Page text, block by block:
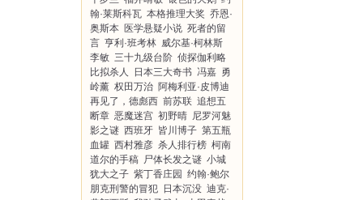
翰·莱斯科瓦 本格推理大奖 乔恩·
奥斯本 医学悬疑小说 死者的留
言 亨利·班考林 威尔基·柯林斯
李敏 三十九级台阶 侦探伽利略
比拟杀人
日本三大奇书 冯嘉 勇
岭薰 权田万治 阿梅利亚·皮博迪
再见了，德彪西 前苏联 追想五
断章 恶魔迷宫 初野晴 尼罗河魅
影之谜 西班牙 皆川博子 第五瓶
血罐 西村雅彦 杀人排行榜 柯南
道尔的手稿 尸体长发之谜 小城
犹大之子 紫丁香庄园 约翰·鲍尔
朋克刑警的冒犯 日本沉没 迪克·